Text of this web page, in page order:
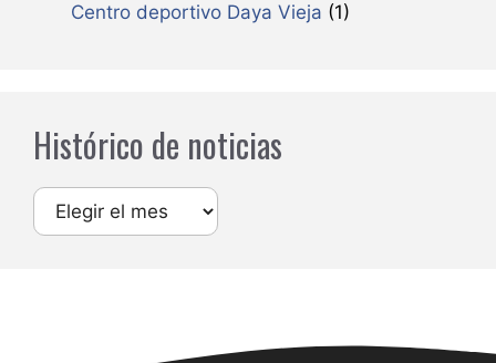
Centro deportivo Daya Vieja (1)
Histórico de noticias
Archivos